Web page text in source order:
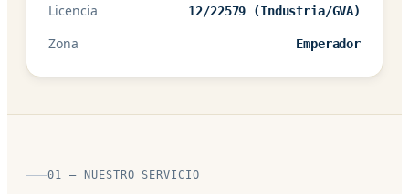
Licencia 12/22579 (Industria/GVA)
Zona Emperador
01 — NUESTRO SERVICIO